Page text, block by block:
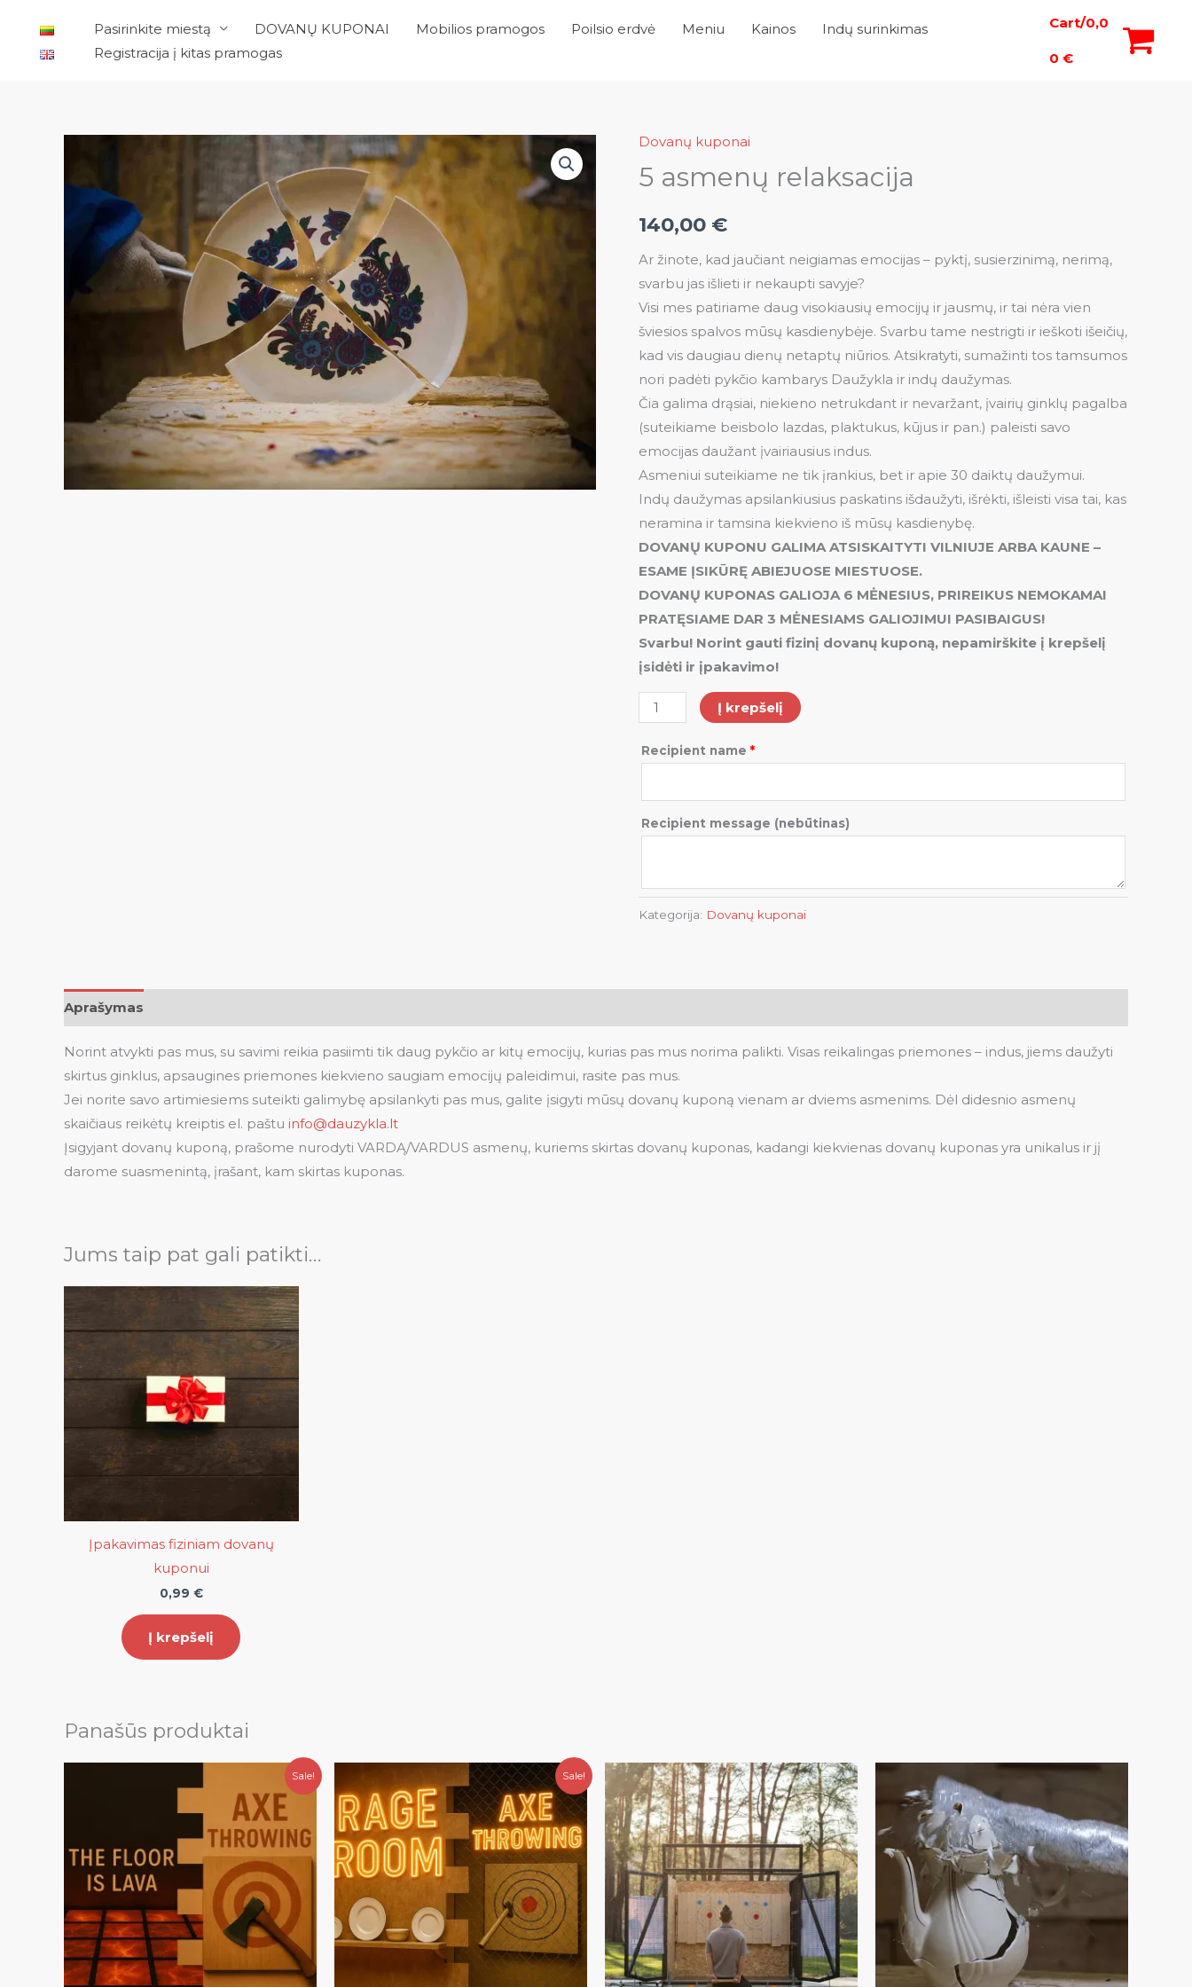
turinio
Pasirinkite miestą DOVANŲ KUPONAI Mobilios pramogos Poilsio erdvė Meniu Kainos
Indų surinkimas
Registracija į kitas pramogas
Cart/0,0
0 €
Dovanų kuponai
5 asmenų relaksacija
140,00 €
Ar žinote, kad jaučiant neigiamas emocijas – pyktį, susierzinimą, nerimą,
svarbu jas išlieti ir nekaupti savyje?
Visi mes patiriame daug visokiausių emocijų ir jausmų, ir tai nėra vien
šviesios spalvos mūsų kasdienybėje. Svarbu tame nestrigti ir ieškoti išeičių,
kad vis daugiau dienų netaptų niūrios. Atsikratyti, sumažinti tos tamsumos
nori padėti pykčio kambarys Daužykla ir indų daužymas.
Čia galima drąsiai, niekieno netrukdant ir nevaržant, įvairių ginklų pagalba
(suteikiame beisbolo lazdas, plaktukus, kūjus ir pan.) paleisti savo
emocijas daužant įvairiausius indus.
Asmeniui suteikiame ne tik įrankius, bet ir apie 30 daiktų daužymui.
Indų daužymas apsilankiusius paskatins išdaužyti, išrėkti, išleisti visa tai, kas
neramina ir tamsina kiekvieno iš mūsų kasdienybę.
DOVANŲ KUPONU GALIMA ATSISKAITYTI VILNIUJE ARBA KAUNE –
ESAME ĮSIKŪRĘ ABIEJUOSE MIESTUOSE.
DOVANŲ KUPONAS GALIOJA 6 MĖNESIUS, PRIREIKUS NEMOKAMAI
PRATĘSIAME DAR 3 MĖNESIAMS GALIOJIMUI PASIBAIGUS!
Svarbu! Norint gauti fizinį dovanų kuponą, nepamirškite į krepšelį
įsidėti ir įpakavimo!
produkto
kiekis:
asmenų
Į krepšelį
Recipient name *
Recipient message (nebūtinas)
Kategorija: Dovanų kuponai
Aprašymas
Norint atvykti pas mus, su savimi reikia pasiimti tik daug pykčio ar kitų emocijų, kurias pas mus norima palikti. Visas reikalingas priemones – indus, jiems daužyti
skirtus ginklus, apsaugines priemones kiekvieno saugiam emocijų paleidimui, rasite pas mus.
Jei norite savo artimiesiems suteikti galimybę apsilankyti pas mus, galite įsigyti mūsų dovanų kuponą vienam ar dviems asmenims. Dėl didesnio asmenų
skaičiaus reikėtų kreiptis el. paštu info@dauzykla.lt
Įsigyjant dovanų kuponą, prašome nurodyti VARDĄ/VARDUS asmenų, kuriems skirtas dovanų kuponas, kadangi kiekvienas dovanų kuponas yra unikalus ir jį
darome suasmenintą, įrašant, kam skirtas kuponas.
Jums taip pat gali patikti…
Įpakavimas fiziniam dovanų
kuponui
0,99 €
Į krepšelį
Panašūs produktai
Sale!
price
60,00 €.
Current
is:
50,00 €.
Sale!
Original
price
was:
80,00 €.
Current
price
is:
70,00 €.